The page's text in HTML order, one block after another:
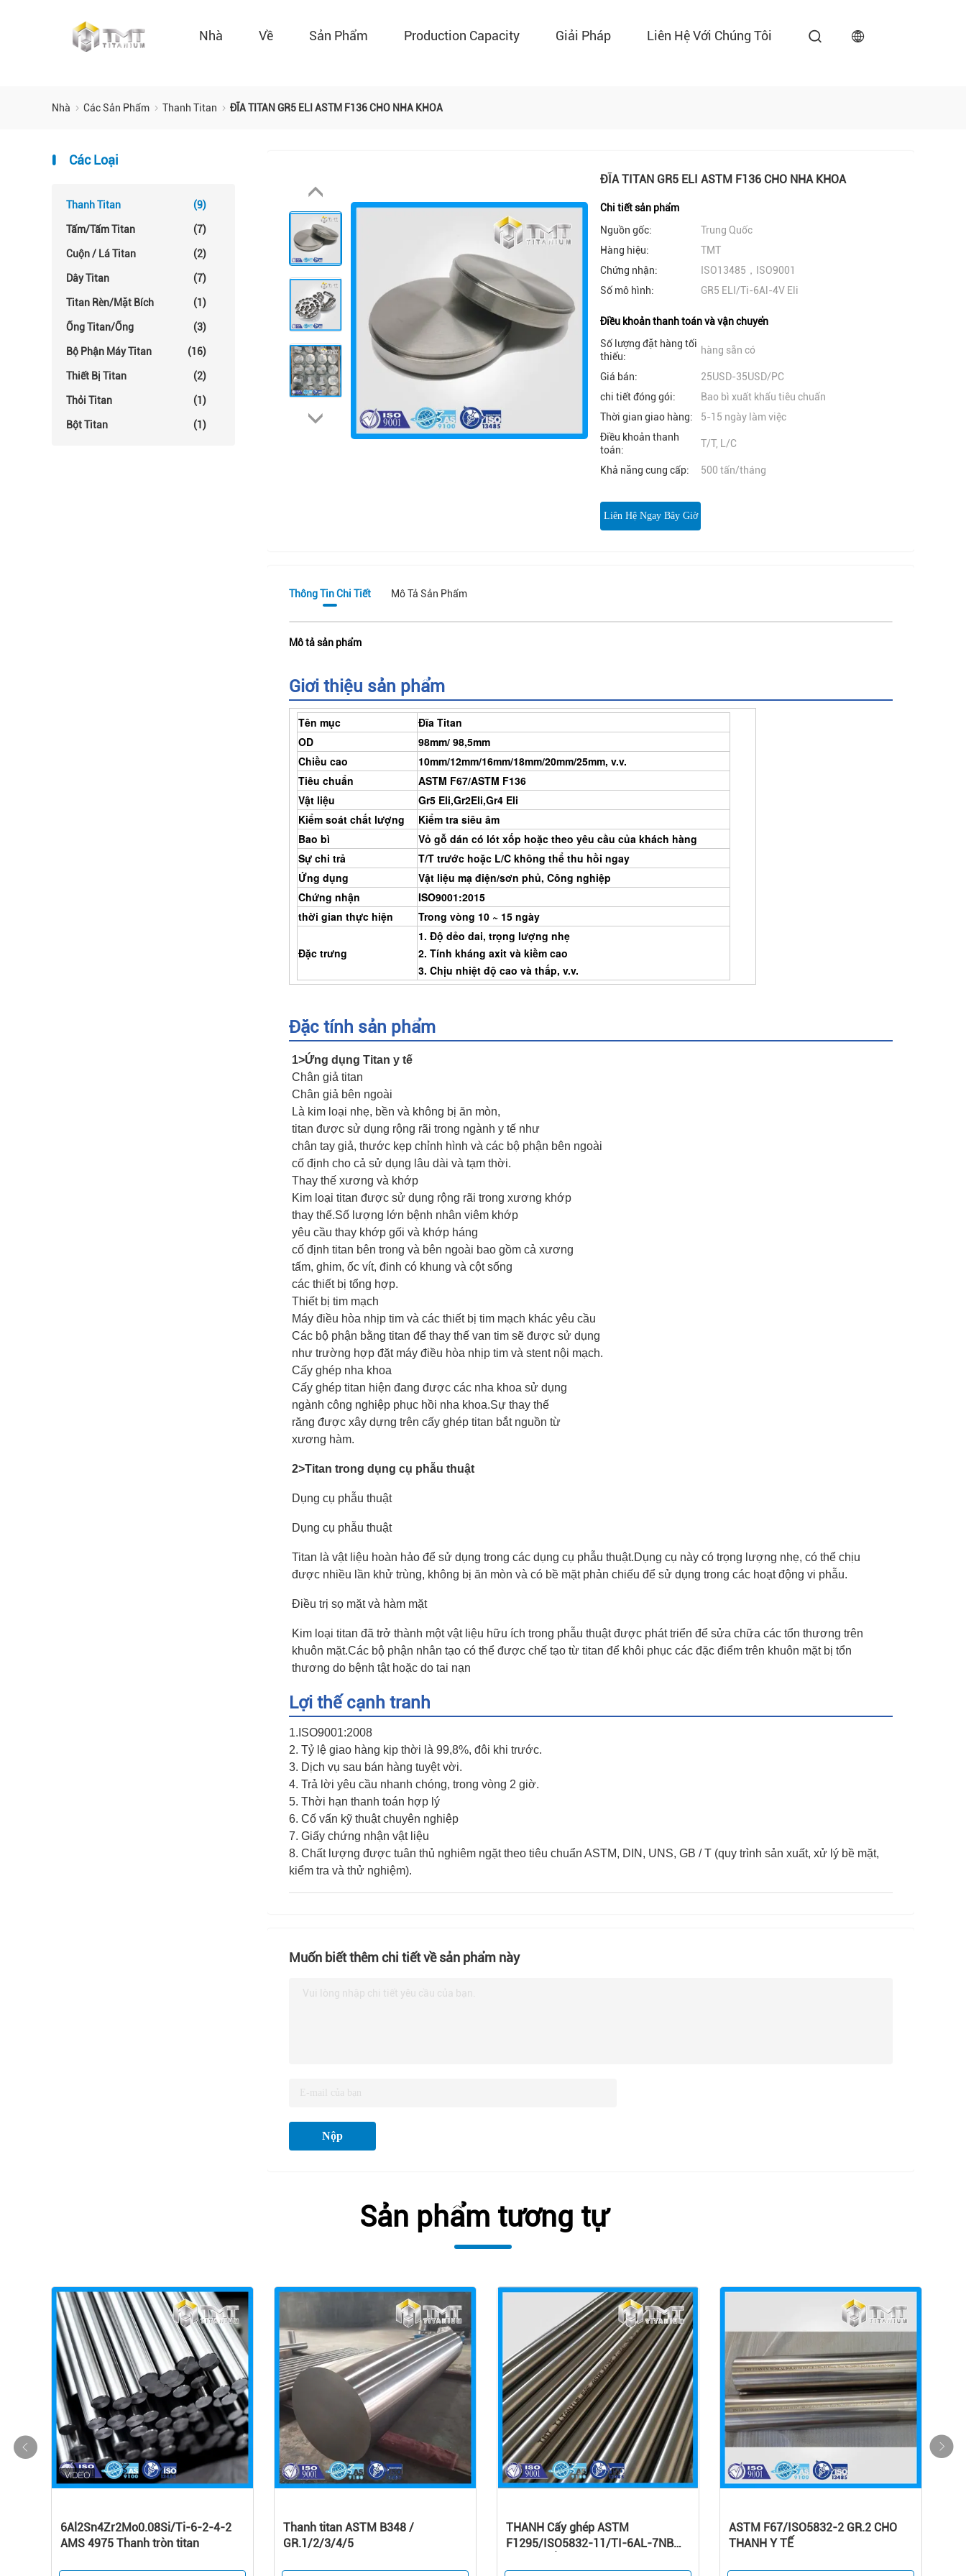
Nhà Về Sản Phẩm Production Capacity Giải Pháp Liên Hệ Với Chúng Tôi
Nhà Các Sản Phẩm Thanh Titan ĐĨA TITAN GR5 ELI ASTM F136 CHO NHA KHOA
Các Loại
Thanh Titan (9)
Tấm/tấm Titan (7)
Cuộn / Lá Titan (2)
Dây Titan (7)
Titan Rèn/mặt Bích (1)
Ống Titan/Ống (3)
Bộ Phận Máy Titan (16)
Thiết Bị Titan (2)
Thỏi Titan (1)
Bột Titan (1)
ĐĨA TITAN GR5 ELI ASTM F136 CHO NHA KHOA
Chi tiết sản phẩm
Nguồn gốc:
Trung Quốc
Hàng hiệu:
TMT
Chứng nhận:
ISO13485，ISO9001
Số mô hình:
GR5 ELI/Ti-6Al-4V Eli
Điều khoản thanh toán và vận chuyển
Số lượng đặt hàng tối
thiểu:
hàng sẵn có
Giá bán:
25USD-35USD/PC
chi tiết đóng gói:
Bao bì xuất khẩu tiêu chuẩn
Thời gian giao hàng:
5-15 ngày làm việc
Điều khoản thanh
toán:
T/T, L/C
Khả năng cung cấp: 500 tấn/tháng
Liên Hệ Ngay Bây Giờ
Thông Tin Chi Tiết Mô Tả Sản Phẩm
Mô tả sản phẩm
Giơi thiệu sản phẩm
Tên mục
Đĩa Titan
OD
98mm/ 98,5mm
Chiều cao
10mm/12mm/16mm/18mm/20mm/25mm, v.v.
Tiêu chuẩn
ASTM F67/ASTM F136
Vật liệu
Gr5 Eli,Gr2Eli,Gr4 Eli
Kiểm soát chất lượng
Kiểm tra siêu âm
Bao bì
Vỏ gỗ dán có lót xốp hoặc theo yêu cầu của khách hàng
Sự chi trả
T/T trước hoặc L/C không thể thu hồi ngay
Ứng dụng
Vật liệu mạ điện/sơn phủ, Công nghiệp
Chứng nhận
ISO9001:2015
thời gian thực hiện
Trong vòng 10 ~ 15 ngày
Đặc trưng
1. Độ dẻo dai, trọng lượng nhẹ
2. Tính kháng axit và kiềm cao
3. Chịu nhiệt độ cao và thấp, v.v.
Đặc tính sản phẩm
1>Ứng dụng Titan y tế
Chân giả titan
Chân giả bên ngoài
Là kim loại nhẹ, bền và không bị ăn mòn,
titan được sử dụng rộng rãi trong ngành y tế như
chân tay giả, thước kẹp chỉnh hình và các bộ phận bên ngoài
cố định cho cả sử dụng lâu dài và tạm thời.
Thay thế xương và khớp
Kim loại titan được sử dụng rộng rãi trong xương khớp
thay thế.Số lượng lớn bệnh nhân viêm khớp
yêu cầu thay khớp gối và khớp háng
cố định titan bên trong và bên ngoài bao gồm cả xương
tấm, ghim, ốc vít, đinh có khung và cột sống
các thiết bị tổng hợp.
Thiết bị tim mạch
Máy điều hòa nhịp tim và các thiết bị tim mạch khác yêu cầu
Các bộ phận bằng titan để thay thế van tim sẽ được sử dụng
như trường hợp đặt máy điều hòa nhịp tim và stent nội mạch.
Cấy ghép nha khoa
Cấy ghép titan hiện đang được các nha khoa sử dụng
ngành công nghiệp phục hồi nha khoa.Sự thay thế
răng được xây dựng trên cấy ghép titan bắt nguồn từ
xương hàm.
2>Titan trong dụng cụ phẫu thuật
Dụng cụ phẫu thuật
Dụng cụ phẫu thuật
Titan là vật liệu hoàn hảo để sử dụng trong các dụng cụ phẫu thuật.Dụng cụ này có trọng lượng nhẹ, có thể chịu
được nhiều lần khử trùng, không bị ăn mòn và có bề mặt phản chiếu để sử dụng trong các hoạt động vi phẫu.
Điều trị sọ mặt và hàm mặt
Kim loại titan đã trở thành một vật liệu hữu ích trong phẫu thuật được phát triển để sửa chữa các tổn thương trên
khuôn mặt.Các bộ phận nhân tạo có thể được chế tạo từ titan để khôi phục các đặc điểm trên khuôn mặt bị tổn
thương do bệnh tật hoặc do tai nạn
Lợi thế cạnh tranh
1.ISO9001:2008
2. Tỷ lệ giao hàng kịp thời là 99,8%, đôi khi trước.
3. Dịch vụ sau bán hàng tuyệt vời.
4. Trả lời yêu cầu nhanh chóng, trong vòng 2 giờ.
5. Thời hạn thanh toán hợp lý
6. Cố vấn kỹ thuật chuyên nghiệp
7. Giấy chứng nhận vật liệu
8. Chất lượng được tuân thủ nghiêm ngặt theo tiêu chuẩn ASTM, DIN, UNS, GB / T (quy trình sản xuất, xử lý bề mặt,
kiểm tra và thử nghiệm).
Muốn biết thêm chi tiết về sản phẩm này
Vui lòng nhập chi tiết yêu cầu của bạn.
Nộp
Sản phẩm tương tự
6Al2Sn4Zr2Mo0.08Si/Ti-6-2-4-2
AMS 4975 Thanh tròn titan
Thanh titan ASTM B348 /
GR.1/2/3/4/5
THANH Cấy ghép ASTM
F1295/ISO5832-11/TI-6AL-7NB
ASTM F67/ISO5832-2 GR.2 CHO
THANH Y TẾ